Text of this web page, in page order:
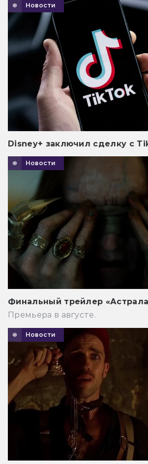
Новости
Disney+ заключил сделку с
Новости
Финальный трейлер
Премьера в августе.
Новости